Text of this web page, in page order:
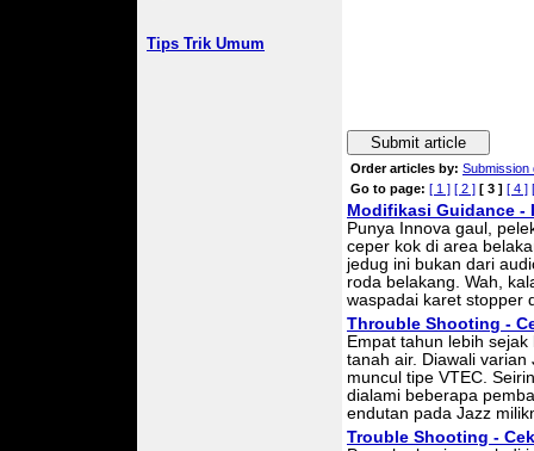
Tips Trik Umum
Submit article
Order articles by: Submission
Go to page: [ 1 ] [ 2 ] [ 3 ] [ 4 ]
Modifikasi Guidance -
Punya Innova gaul,
ceper kok di area
jedug ini bukan dari
roda belakang. Wah,
waspadai karet stopper
Throuble Shooting -
Empat tahun lebih
tanah air. Diawali
muncul tipe VTEC.
dialami beberapa
endutan pada Jazz
Trouble Shooting -